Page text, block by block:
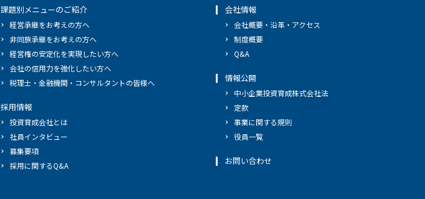
課題別メニューのご紹介
経営承継をお考えの方へ
非同族承継をお考えの方へ
経営権の安定化を実現したい方へ
会社の信用力を強化したい方へ
税理士・金融機関・コンサルタントの皆様へ
採用情報
投資育成会社とは
社員インタビュー
募集要項
採用に関するQ&A
会社情報
会社概要・沿革・アクセス
制度概要
Q&A
情報公開
中小企業投資育成株式会社法
定款
事業に関する規則
役員一覧
お問い合わせ